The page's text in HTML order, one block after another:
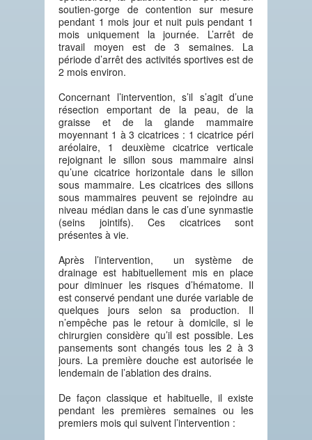
soutien-gorge de contention sur mesure
pendant 1 mois jour et nuit puis pendant 1
mois uniquement la journée. L’arrêt de
travail moyen est de 3 semaines. La
période d’arrêt des activités sportives est de
2 mois environ.
Concernant l’intervention, s’il s’agit d’une
résection emportant de la peau, de la
graisse et de la glande mammaire
moyennant 1 à 3 cicatrices : 1 cicatrice péri
aréolaire, 1 deuxième cicatrice verticale
rejoignant le sillon sous mammaire ainsi
qu’une cicatrice horizontale dans le sillon
sous mammaire. Les cicatrices des sillons
sous mammaires peuvent se rejoindre au
niveau médian dans le cas d’une synmastie
(seins jointifs). Ces cicatrices sont
présentes à vie.
Après l’intervention, un système de
drainage est habituellement mis en place
pour diminuer les risques d’hématome. Il
est conservé pendant une durée variable de
quelques jours selon sa production. Il
n’empêche pas le retour à domicile, si le
chirurgien considère qu’il est possible. Les
pansements sont changés tous les 2 à 3
jours. La première douche est autorisée le
lendemain de l’ablation des drains.
De façon classique et habituelle, il existe
pendant les premières semaines ou les
premiers mois qui suivent l’intervention :